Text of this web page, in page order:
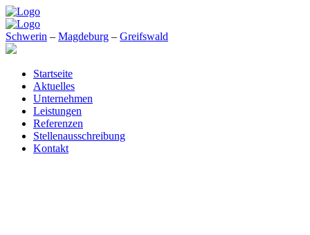
Schwerin – Magdeburg – Greifswald
Startseite
Aktuelles
Unternehmen
Leistungen
Referenzen
Stellenausschreibung
Kontakt